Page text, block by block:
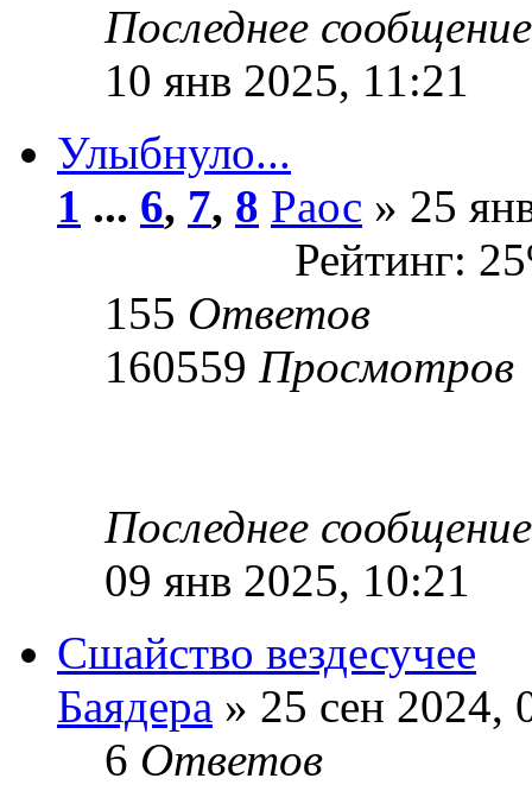
Последнее
10 янв 2025, 11:21
Улыбнуло...
1 ... 6, 7, 8 Раос » 25
Рейтинг:
155 Ответов
160559 Просмотров
Последнее
09 янв 2025, 10:21
Сшайство вездесучее
Баядера » 25 сен 2024,
6 Ответов